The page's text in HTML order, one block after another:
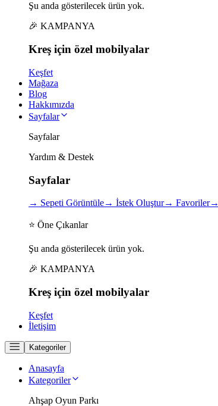
Şu anda gösterilecek ürün yok.
🎉 KAMPANYA
Kreş için özel mobilyalar
Keşfet
Mağaza
Blog
Hakkımızda
Sayfalar
Sayfalar
Yardım & Destek
Sayfalar
→ Sepeti Görüntüle→ İstek Oluştur→ Favoriler→
⭐ Öne Çıkanlar
Şu anda gösterilecek ürün yok.
🎉 KAMPANYA
Kreş için özel mobilyalar
Keşfet
İletişim
Kategoriler
Anasayfa
Kategoriler
Ahşap Oyun Parkı